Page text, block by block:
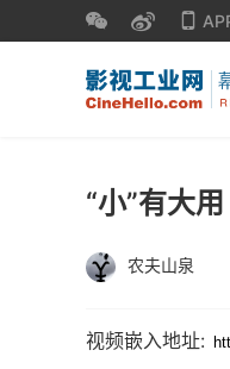
“小”有大
农夫山泉
视频嵌入地址: